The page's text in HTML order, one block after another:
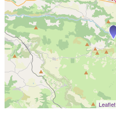
Leaflet